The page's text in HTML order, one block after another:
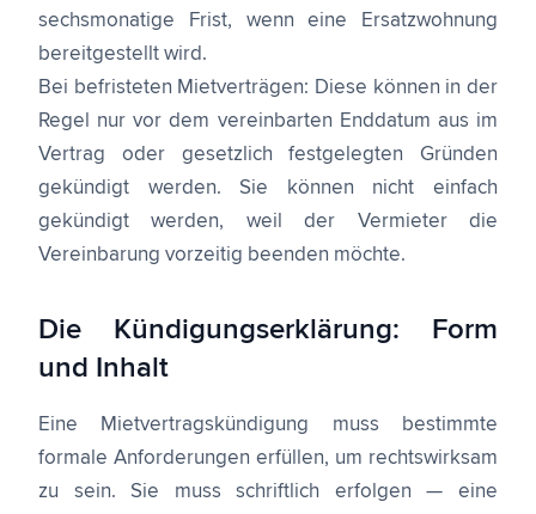
sechsmonatige Frist, wenn eine Ersatzwohnung
bereitgestellt wird.
Bei befristeten Mietverträgen: Diese können in der
Regel nur vor dem vereinbarten Enddatum aus im
Vertrag oder gesetzlich festgelegten Gründen
gekündigt werden. Sie können nicht einfach
gekündigt werden, weil der Vermieter die
Vereinbarung vorzeitig beenden möchte.
Die Kündigungserklärung: Form
und Inhalt
Eine Mietvertragskündigung muss bestimmte
formale Anforderungen erfüllen, um rechtswirksam
zu sein. Sie muss schriftlich erfolgen — eine